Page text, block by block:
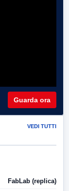
Guarda ora
VEDI TUTTI
FabLab (replica)